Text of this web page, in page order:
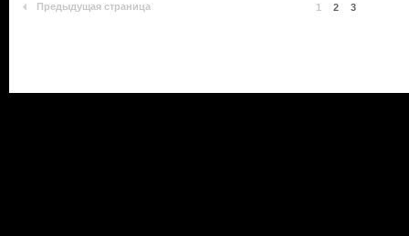
Предыдущая страница 1 2 3